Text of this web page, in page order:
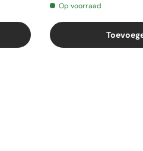
Op voorraad